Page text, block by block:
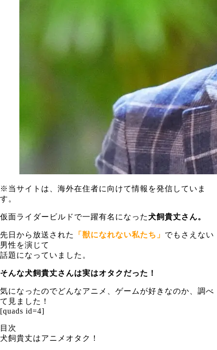
※当サイトは、海外在住者に向けて情報を発信していま
す。
仮面ライダービルドで一躍有名になった 犬飼貴丈さん。
先日から放送された 「獣になれない私たち」 でもさえない
男性を演じて
話題になっていました。
そんな犬飼貴丈さんは実はオタクだった！
気になったのでどんなアニメ、ゲームが好きなのか、調べ
て見ました！
[quads id=4]
目次
犬飼貴丈はアニメオタク！